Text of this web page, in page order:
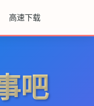
高速下载
吧